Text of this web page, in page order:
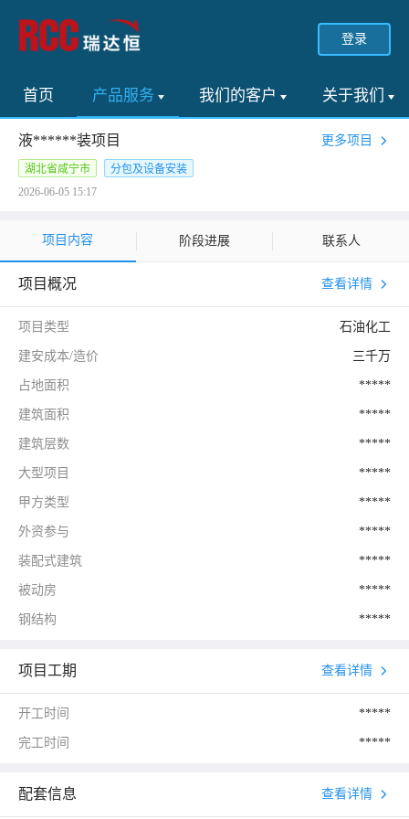
登录
首页 产品服务 我们的客户 关于我们
液******装项目 更多项目
湖北省咸宁市
分包及设备安装
2026-06-05 15:17
项目内容 阶段进展 联系人
项目概况 查看详情
项目类型 石油化工
建安成本/造价 三千万
占地面积 *****
建筑面积 *****
建筑层数 *****
大型项目 *****
甲方类型 *****
外资参与 *****
装配式建筑 *****
被动房 *****
钢结构 *****
项目工期 查看详情
开工时间 *****
完工时间 *****
配套信息 查看详情